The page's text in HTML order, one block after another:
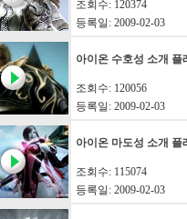
조회수: 120374
등록일: 2009-02-03
아이온 수호성 소개 플
조회수: 120056
등록일: 2009-02-03
아이온 마도성 소개 플
조회수: 115074
등록일: 2009-02-03